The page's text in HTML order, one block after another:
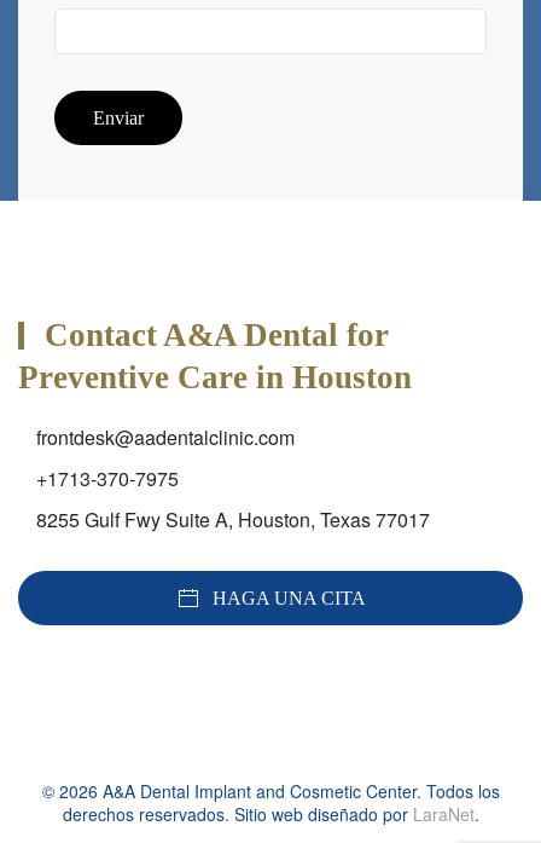
Enviar
Contact A&A Dental for
Preventive Care in Houston
frontdesk@aadentalclinic.com
+1713-370-7975
8255 Gulf Fwy Suite A, Houston, Texas 77017
HAGA UNA CITA
© 2026 A&A Dental Implant and Cosmetic Center. Todos los
derechos reservados. Sitio web diseñado por LaraNet.